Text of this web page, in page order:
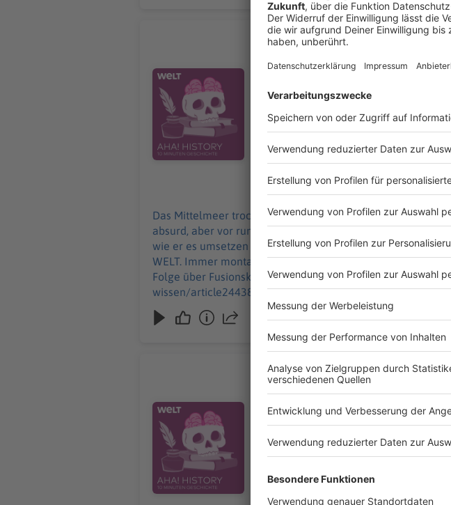
Audiotitel - Atlantropa – als ein Deutscher das Mittelmeer
Atlantropa – als ein Deutscher
Das Mittelmeer trockenlegen, damit
für uns vielleicht absurd, aber vor
dem Projekt „Atlantropa“ erreichen und wie
Zehn Minuten Geschichte" ist der
Uhr. Wir freuen uns über Feedback an history@welt.de. Hier geht's zur AHA!-Folge über
Fusionskraftwerke: https://
wissen/article244380592/
Serdar Deniz Redaktion, Moderation: Viola
https://www.welt.de/services/
https://www.welt.de/services/
30.12.2024 03:00 / 16min
Das Mittelmeer trockenlegen, damit aus Afrika und
absurd, aber vor rund 100 Jahren plante ein deutscher
wie er es umsetzen wollte, erklärt „Aha! History“. "Aha! History – Zehn Minuten Geschichte" ist der neue History-Podcast von
WELT. Immer montags und donnerstags ab 6 Uhr. Wir freuen uns über Feedback an history@welt.de. Hier geht's zur AHA!-
Folge über Fusionskraftwerke: https://www.welt.de/
wissen/article244380592/Fusionskraftwerke-Der-Traum-unbegrenzter-
Redaktion, Moderation: Viola Koegst Impressum: https://www.welt.de/services/article7893735/Impressum.html Datenschutz:
https://www.welt.de/services/article157550705/
Audiotitel - Wie Kunst entstand
Wie Kunst entstand
Erst lange nach der Entstehung des
der ältesten bekannten Kunstwerke
rund 40.000 Jahre alten Objekte über
History – Zehn Minuten Geschichte"
donnerstags ab 6 Uhr. Wir freuen uns über Feedback an history@welt.de. Produktion: Serdar Deniz
https://www.welt.de/services/
https://www.welt.de/services/